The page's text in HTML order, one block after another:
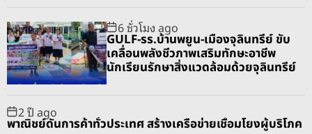
p
u
l
a
r
c
e
n
t
m
e
n
g
g
e
d
6 ชั่วโมง ago
GULF-รร.บ้านพยูน-เมืองจุลินทรีย์ ขับ
เคลื่อนพลังชีวภาพเสริมทักษะอาชีพ
นักเรียนรักษาสิ่งแวดล้อมด้วยจุลินทรีย์
2 ปี ago
พาณิชย์ดันการค้าทั่วประเทศ สร้างเครือข่ายเชื่อมโยงผู้บริโภค